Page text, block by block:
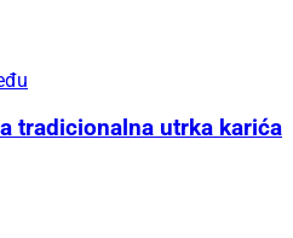
tradicionalna utrka karića